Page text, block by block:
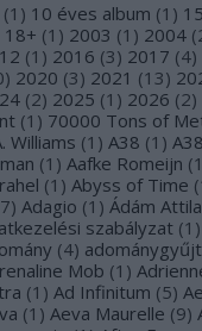
(1 ) 10 éves album (1 )
18+ (1 ) 2003 (1 ) 2004 (
(1 ) 2016 (3) 2017 (4)
) 2020 (3) 2021 (13)
(2) 2025 (1 ) 2026 (2)
(1 ) 70000 Tons of
Williams (1 ) A38 (1 )
(1 ) Aafke Romeijn (1
(1 ) Abyss of Time (
7) Adagio (1 ) Ádám Attila
szabályzat (1 )
(4)
Mob (1 )
(1 ) Ad Infinitum (5)
(1 ) Aeva Maurelle (9)